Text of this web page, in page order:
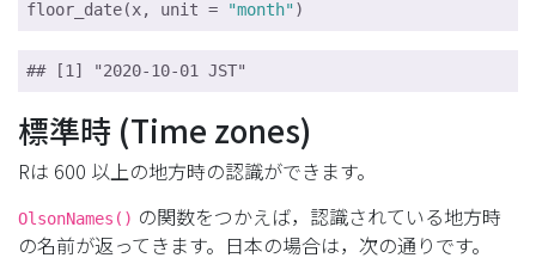
floor_date(x, unit = "month")
## [1] "2020-10-01 JST"
標準時 (Time zones)
Rは 600 以上の地方時の認識ができます。
OlsonNames() の関数をつかえば，認識されている地方時
の名前が返ってきます。日本の場合は，次の通りです。